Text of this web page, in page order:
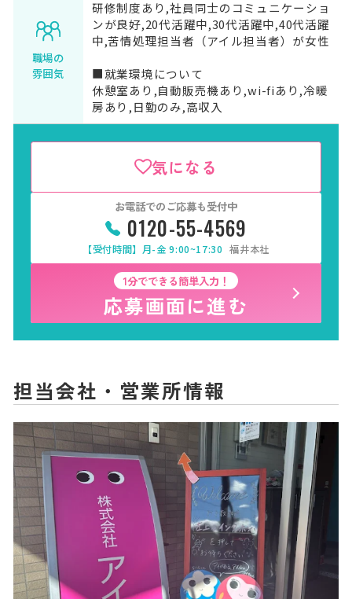
職場の
雰囲気
研修制度あり,社員同士のコミュニケーショ
ンが良好,20代活躍中,30代活躍中,40代活躍
中,苦情処理担当者（アイル担当者）が女性
■就業環境について
休憩室あり,自動販売機あり,wi-fiあり,冷暖
房あり,日勤のみ,高収入
気になる
お電話でのご応募も受付中
0120-55-4569
【受付時間】月-金 9:00~17:30 福井本社
1分でできる簡単入力！
応募画面に進む
担当会社・営業所情報